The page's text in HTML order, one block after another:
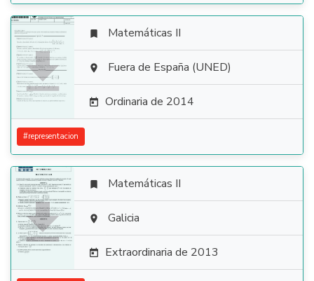

 Matemáticas II
 Fuera de España (UNED)
 Ordinaria de 2014
#representacion

 Matemáticas II
 Galicia
 Extraordinaria de 2013